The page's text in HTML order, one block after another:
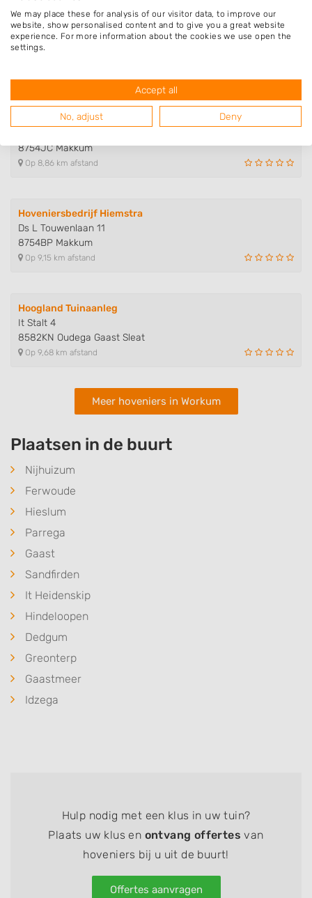
V&B bestrating en grondwerken
Buorren 63
8581KD Elahuizen
Hoveniersbedrijf B. Bosma
8754JC Makkum
Op 8,86 km afstand
Hoveniersbedrijf Hiemstra
Ds L Touwenlaan 11
8754BP Makkum
Op 9,15 km afstand
Hoogland Tuinaanleg
It Stalt 4
8582KN Oudega Gaast Sleat
Op 9,68 km afstand
Meer hoveniers in Workum
Plaatsen in de buurt
Nijhuizum
Ferwoude
Hieslum
Parrega
Gaast
Sandfirden
It Heidenskip
Hindeloopen
Dedgum
Greonterp
Gaastmeer
Idzega
Hulp nodig met een klus in uw tuin?
Plaats uw klus en ontvang offertes van
hoveniers bij u uit de buurt!
Offertes aanvragen
We may place these for analysis of our visitor data, to improve our
website, show personalised content and to give you a great website
experience. For more information about the cookies we use open the
settings.
Accept all
No, adjust Deny